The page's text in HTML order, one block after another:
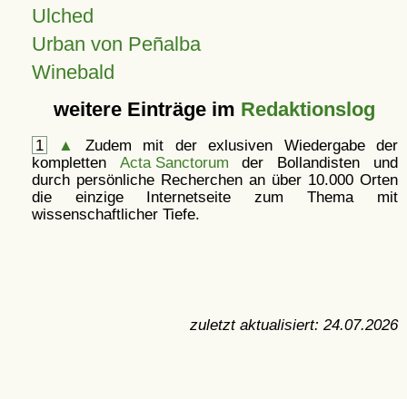
Ulched
Urban von Peñalba
Winebald
weitere Einträge im Redaktionslog
1 ▲
Zudem mit der exlusiven Wiedergabe der
kompletten Acta Sanctorum der Bollandisten und
durch persönliche Recherchen an über 10.000 Orten
die einzige Internetseite zum Thema mit
wissenschaftlicher Tiefe.
zuletzt aktualisiert: 24.07.2026